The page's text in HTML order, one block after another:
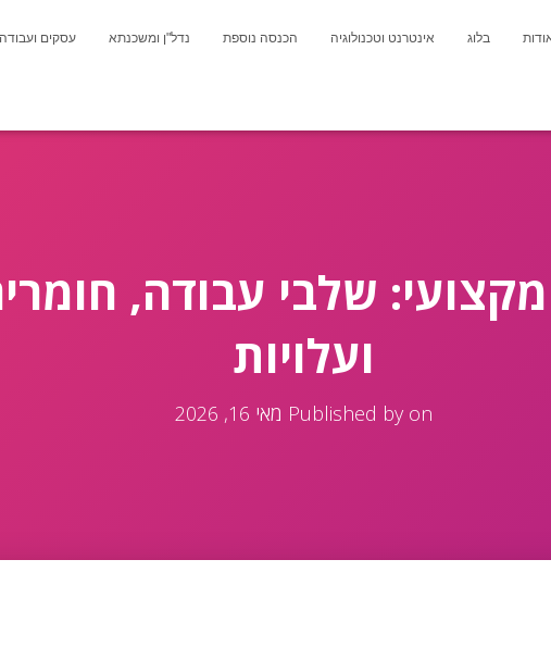
בלוג אינטרנט וטכנולוגיה הכנסה נוספת נדל"ן ומשכנתא עסקים ועבודה
שלבי עבודה,
ועלויות
Published by on מאי 16, 2026